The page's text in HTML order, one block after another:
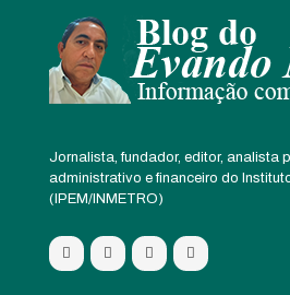
Jornalista, fundador, editor, analista
administrativo e financeiro do
(IPEM/INMETRO)